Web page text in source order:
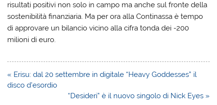
risultati positivi non solo in campo ma anche sul fronte della
sostenibilità finanziaria. Ma per ora alla Continassa è tempo
di approvare un bilancio vicino alla cifra tonda dei -200
milioni di euro.
Navigazione
articoli
« Erisu: dal 20 settembre in digitale “Heavy Goddesses” il
disco d’esordio
“Desideri” è il nuovo singolo di Nick Eyes »